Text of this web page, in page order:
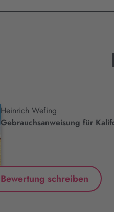
Heinrich Wefing
Gebrauchsanweisung für
schreiben